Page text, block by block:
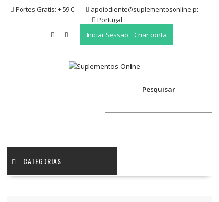
Skip Portes Gratis: + 59 €
apoiocliente@suplementosonline.pt
Portugal
Iniciar Sessão | Criar conta
Pesquisar
CATEGORIAS